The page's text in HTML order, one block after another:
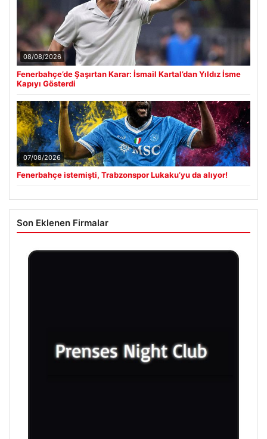
08/08/2026
Fenerbahçe’de Şaşırtan Karar: İsmail Kartal’dan Yıldız İsme
Kapıyı Gösterdi
07/08/2026
Fenerbahçe istemişti, Trabzonspor Lukaku’yu da alıyor!
Son Eklenen Firmalar